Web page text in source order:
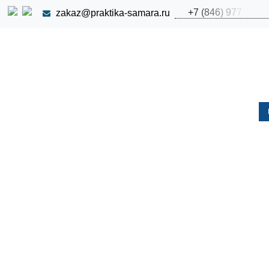
zakaz@praktika-samara.ru +7 (846) 977